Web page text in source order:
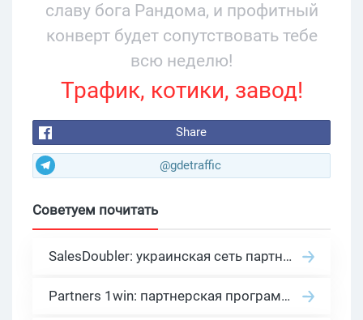
славу бога Рандома, и профитный
конверт будет сопутствовать тебе
всю неделю!
Трафик, котики, завод!
Share
@gdetraffic
Советуем почитать
SalesDoubler: украинская сеть партнерских программ с оплатой за действие
Partners 1win: партнерская программа казино в нише гемблинг арбитраж